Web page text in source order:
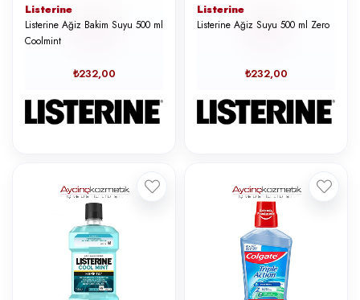
Listerine
Listerine Ağiz Bakim Suyu 500 ml
Coolmint
₺232,00
Listerine
Listerine Ağiz Suyu 500 ml Zero
₺232,00